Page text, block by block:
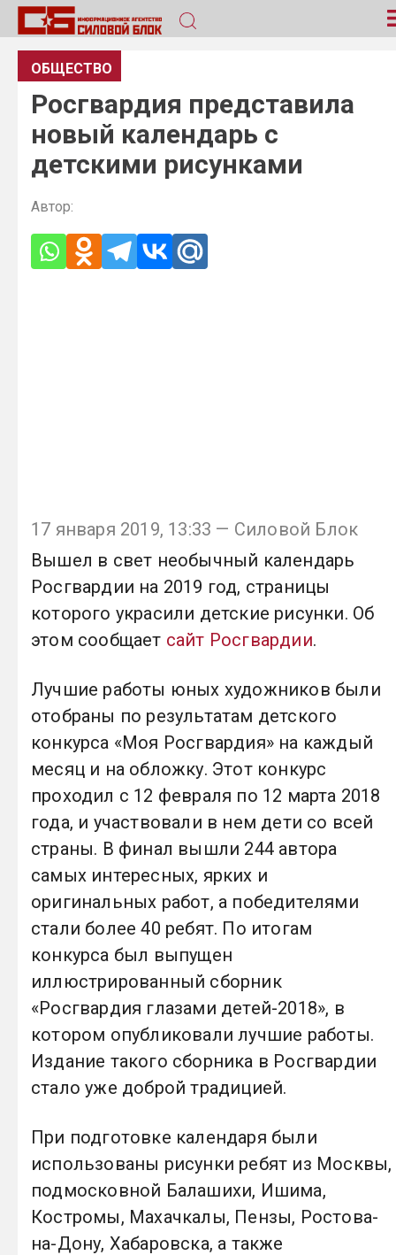
ОБЩЕСТВО
Росгвардия представила
новый календарь с
детскими рисунками
Автор:
17 января 2019, 13:33 — Силовой Блок
Вышел в свет необычный календарь
Росгвардии на 2019 год, страницы
которого украсили детские рисунки. Об
этом сообщает сайт Росгвардии.
Лучшие работы юных художников были
отобраны по результатам детского
конкурса «Моя Росгвардия» на каждый
месяц и на обложку. Этот конкурс
проходил с 12 февраля по 12 марта 2018
года, и участвовали в нем дети со всей
страны. В финал вышли 244 автора
самых интересных, ярких и
оригинальных работ, а победителями
стали более 40 ребят. По итогам
конкурса был выпущен
иллюстрированный сборник
«Росгвардия глазами детей-2018», в
котором опубликовали лучшие работы.
Издание такого сборника в Росгвардии
стало уже доброй традицией.
При подготовке календаря были
использованы рисунки ребят из Москвы,
подмосковной Балашихи, Ишима,
Костромы, Махачкалы, Пензы, Ростова-
на-Дону, Хабаровска, а также